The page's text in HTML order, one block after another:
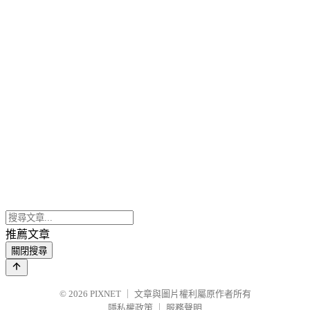
推薦文章
關閉搜尋
© 2026 PIXNET
文章與圖片權利屬原作者所有
隱私權政策
服務聲明